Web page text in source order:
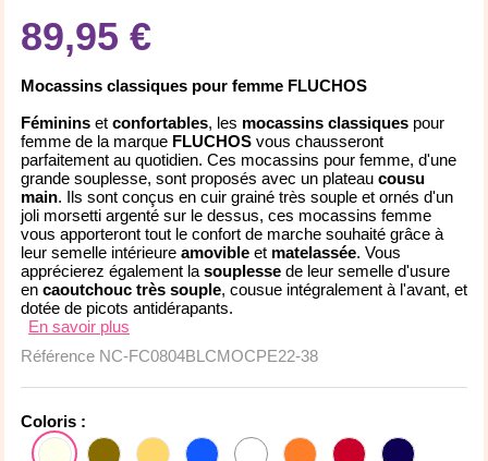
89,95 €
Mocassins classiques pour femme FLUCHOS
Féminins et confortables, les mocassins classiques pour
femme de la marque FLUCHOS vous chausseront
parfaitement au quotidien. Ces mocassins pour femme, d'une
grande souplesse, sont proposés avec un plateau cousu
main. Ils sont conçus en cuir grainé très souple et ornés d'un
joli morsetti argenté sur le dessus, ces mocassins femme
vous apporteront tout le confort de marche souhaité grâce à
leur semelle intérieure amovible et matelassée. Vous
apprécierez également la souplesse de leur semelle d'usure
en caoutchouc très souple, cousue intégralement à l'avant, et
dotée de picots antidérapants.
En savoir plus
Référence NC-FC0804BLCMOCPE22-38
Coloris :